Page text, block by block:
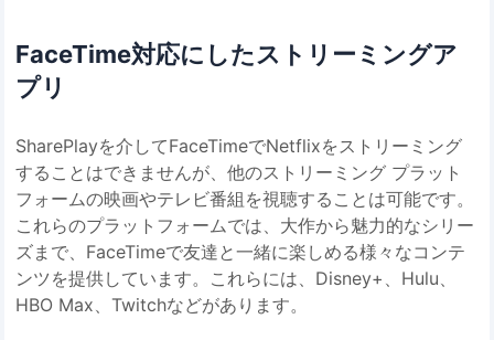
FaceTime対応にしたストリーミングア
プリ
SharePlayを介してFaceTimeでNetflixをストリーミング
することはできませんが、他のストリーミング プラット
フォームの映画やテレビ番組を視聴することは可能です。
これらのプラットフォームでは、大作から魅力的なシリー
ズまで、FaceTimeで友達と一緒に楽しめる様々なコンテ
ンツを提供しています。これらには、Disney+、Hulu、
HBO Max、Twitchなどがあります。